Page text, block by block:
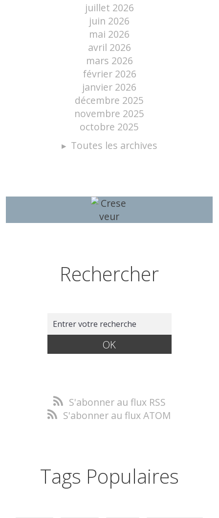
juillet 2026
juin 2026
mai 2026
avril 2026
mars 2026
février 2026
janvier 2026
décembre 2025
novembre 2025
octobre 2025
Toutes les archives
Rechercher
S'abonner au flux RSS
S'abonner au flux ATOM
Tags Populaires